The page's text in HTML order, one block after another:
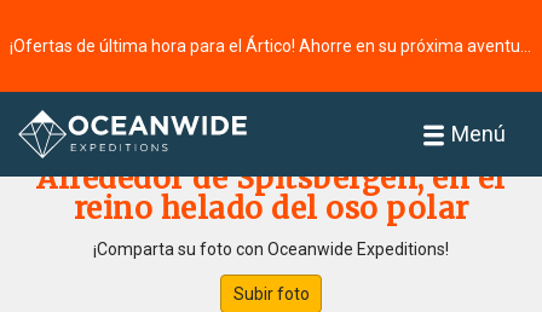
Menú
Página principal
Alrededor de Spitsbergen, en el
reino helado del oso polar
¡Comparta su foto con Oceanwide Expeditions!
Subir foto